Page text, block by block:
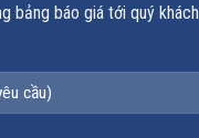
bảng báo giá tới quý